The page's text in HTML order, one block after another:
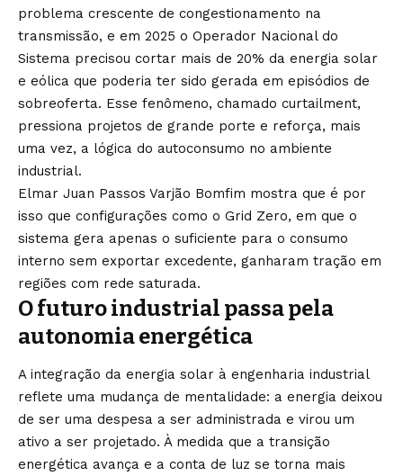
problema crescente de congestionamento na
transmissão, e em 2025 o Operador Nacional do
Sistema precisou cortar mais de 20% da energia solar
e eólica que poderia ter sido gerada em episódios de
sobreoferta. Esse fenômeno, chamado curtailment,
pressiona projetos de grande porte e reforça, mais
uma vez, a lógica do autoconsumo no ambiente
industrial.
Elmar Juan Passos Varjão Bomfim mostra que é por
isso que configurações como o Grid Zero, em que o
sistema gera apenas o suficiente para o consumo
interno sem exportar excedente, ganharam tração em
regiões com rede saturada.
O futuro industrial passa pela
autonomia energética
A integração da energia solar à engenharia industrial
reflete uma mudança de mentalidade: a energia deixou
de ser uma despesa a ser administrada e virou um
ativo a ser projetado. À medida que a transição
energética avança e a conta de luz se torna mais